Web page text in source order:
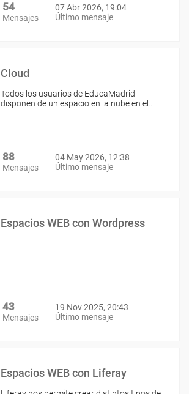
54
Mensajes
07 Abr 2026, 19:04
Último mensaje
Cloud
Todos los usuarios de EducaMadrid
disponen de un espacio en la nube en el…
88
Mensajes
04 May 2026, 12:38
Último mensaje
Espacios WEB con Wordpress
43
Mensajes
19 Nov 2025, 20:43
Último mensaje
Espacios WEB con Liferay